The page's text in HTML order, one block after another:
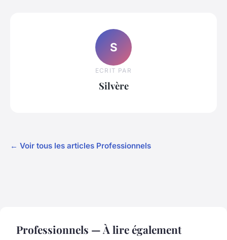
S
ECRIT PAR
Silvère
← Voir tous les articles Professionnels
Professionnels — À lire également